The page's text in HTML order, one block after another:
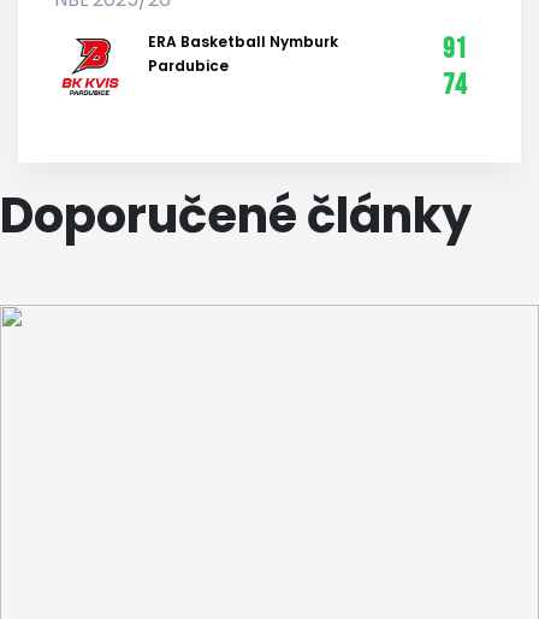
ERA Basketball Nymburk
Pardubice
91
74
Doporučené články